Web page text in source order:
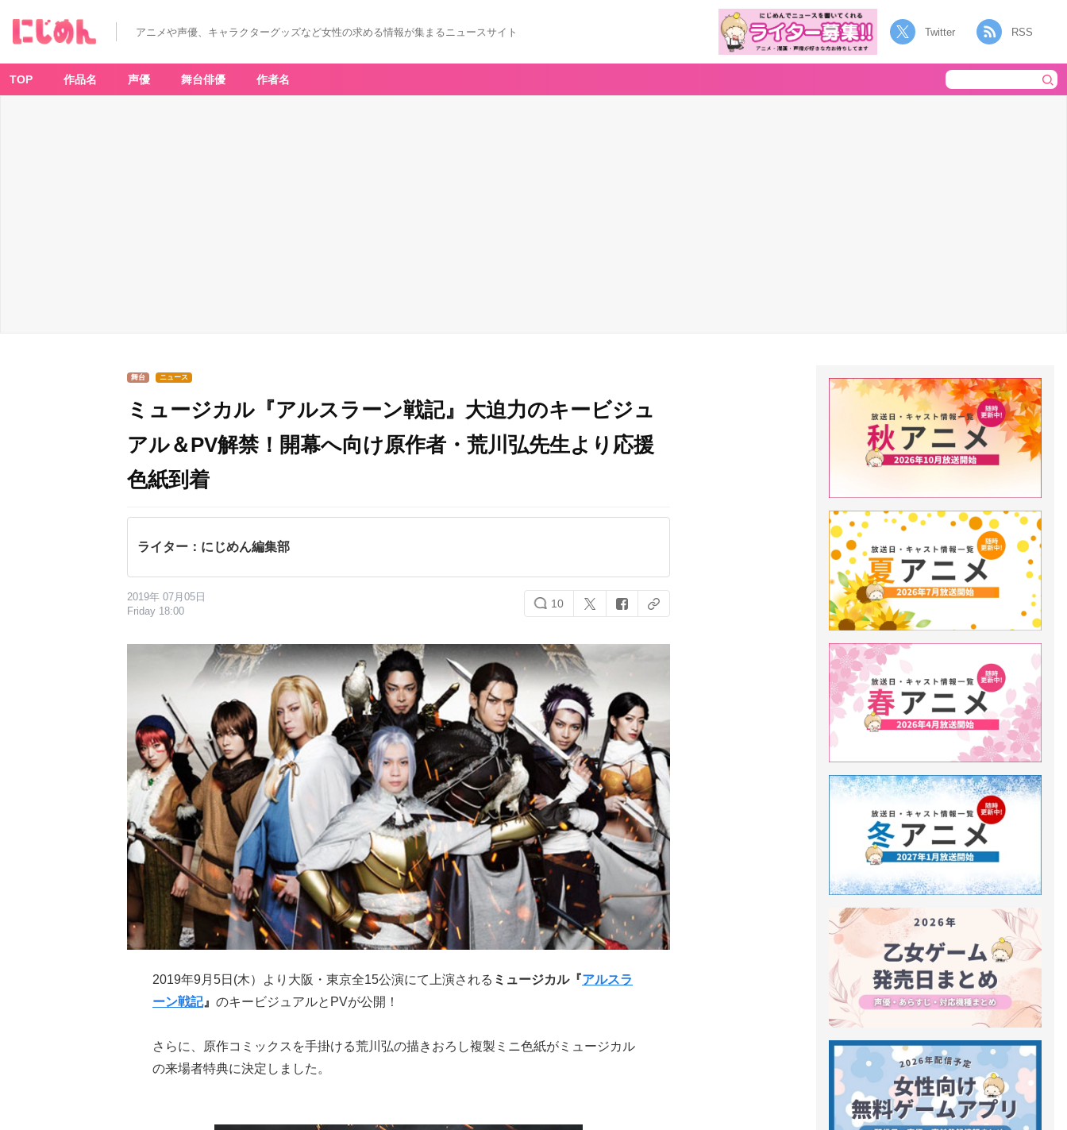
アニメや声優、キャラクターグッズなど女性の求める情報が集まるニュースサイト Twitter RSS
TOP 作品名 声優 舞台俳優 作者名
舞台 ニュース
ミュージカル『アルスラーン戦記』大迫力のキービジュ
アル＆PV解禁！開幕へ向け原作者・荒川弘先生より応援
色紙到着
ライター：にじめん編集部
2019年 07月05日
Friday 18:00
10
2019年9月5日(木）より大阪・東京全15公演にて上演される ミュージカル『アルスラ
ーン戦記』 のキービジュアルとPVが公開！
さらに、原作コミックスを手掛ける荒川弘の描きおろし複製ミニ色紙がミュージカル
の来場者特典に決定しました。